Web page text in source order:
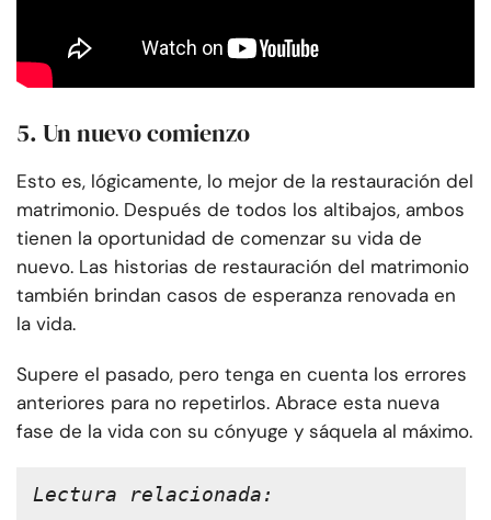
5. Un nuevo comienzo
Esto es, lógicamente, lo mejor de la restauración del
matrimonio. Después de todos los altibajos, ambos
tienen la oportunidad de comenzar su vida de
nuevo. Las historias de restauración del matrimonio
también brindan casos de esperanza renovada en
la vida.
Supere el pasado, pero tenga en cuenta los errores
anteriores para no repetirlos. Abrace esta nueva
fase de la vida con su cónyuge y sáquela al máximo.
Lectura relacionada: